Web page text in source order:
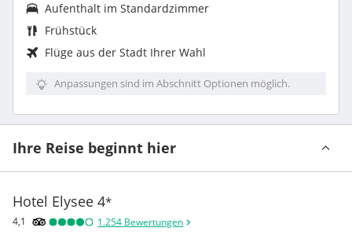
Aufenthalt im Standardzimmer
Frühstück
Flüge aus der Stadt Ihrer Wahl
Anpassungen sind im Abschnitt Optionen möglich.
Ihre Reise beginnt hier
Hotel Elysee 4*
4,1 1.254 Bewertungen